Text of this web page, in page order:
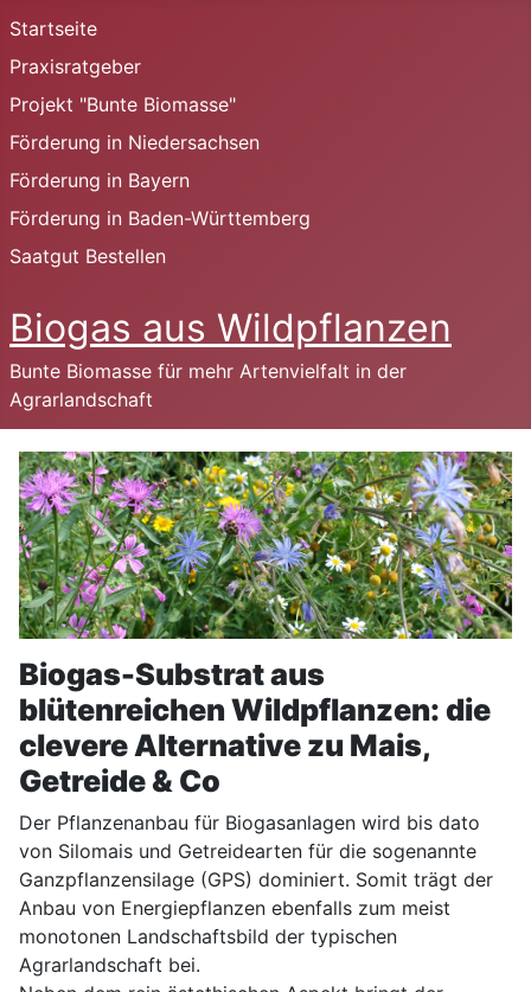
Startseite
Praxisratgeber
Projekt "Bunte Biomasse"
Förderung in Niedersachsen
Förderung in Bayern
Förderung in Baden-Württemberg
Saatgut Bestellen
Biogas aus Wildpflanzen
Bunte Biomasse für mehr Artenvielfalt in der
Agrarlandschaft
Biogas-Substrat aus
blütenreichen Wildpflanzen: die
clevere Alternative zu Mais,
Getreide & Co
Der Pflanzenanbau für Biogasanlagen wird bis dato
von Silomais und Getreidearten für die sogenannte
Ganzpflanzensilage (GPS) dominiert. Somit trägt der
Anbau von Energiepflanzen ebenfalls zum meist
monotonen Landschaftsbild der typischen
Agrarlandschaft bei.